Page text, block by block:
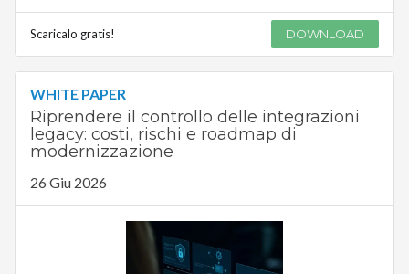
Scaricalo gratis! DOWNLOAD
WHITE PAPER
Riprendere il controllo delle integrazioni
legacy: costi, rischi e roadmap di
modernizzazione
26 Giu 2026